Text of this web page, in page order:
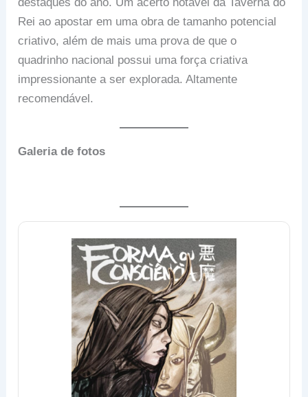
Rei ao apostar em uma obra de tamanho potencial
criativo, além de mais uma prova de que o
quadrinho nacional possui uma força criativa
impressionante a ser explorada. Altamente
recomendável.
Galeria de fotos